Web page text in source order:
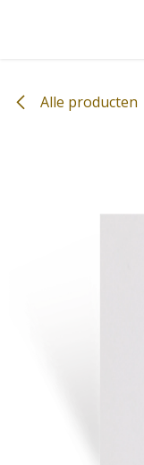
Alle producten